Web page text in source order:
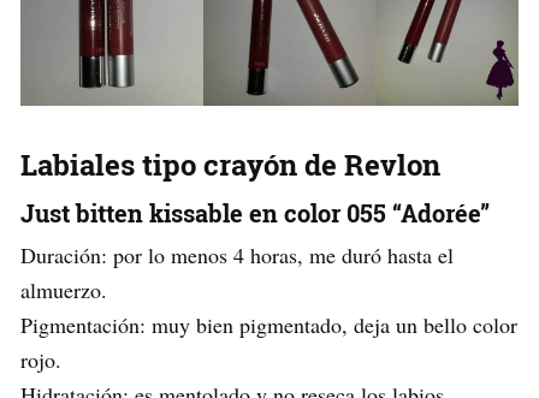
Labiales tipo crayón de Revlon
Just bitten kissable en color 055 “Adorée”
Duración: por lo menos 4 horas, me duró hasta el
almuerzo.
Pigmentación: muy bien pigmentado, deja un bello color
rojo.